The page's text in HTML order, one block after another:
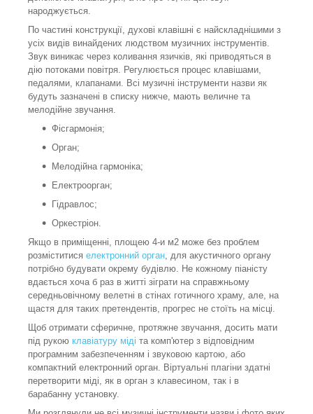
народжується.
По частині конструкції, духові клавішні є найскладнішими з
усіх видів винайдених людством музичних інструментів.
Звук виникає через коливання язичків, які приводяться в
дію потоками повітря. Регулюється процес клавішами,
педалями, клапанами. Всі музичні інструменти назви як
будуть зазначені в списку нижче, мають величне та
мелодійне звучання.
Фісгармонія;
Орган;
Мелодійна гармоніка;
Електроорган;
Гідравлос;
Оркестріон.
Якщо в приміщенні, площею 4-и м2 може без проблем
розміститися електронний орган , для акустичного органу
потрібно будувати окрему будівлю. Не кожному піаністу
вдається хоча б раз в житті зіграти на справжньому
середньовічному велетні в стінах готичного храму, але, на
щастя для таких претендентів, прогрес не стоїть на місці.
Щоб отримати сферичне, протяжне звучання, досить мати
під рукою клавіатуру міді та комп'ютер з відповідним
програмним забезпеченням і звуковою картою, або
компактний електронний орган. Віртуальні плагіни здатні
перетворити міді, як в орган з клавесином, так і в
барабанну установку.